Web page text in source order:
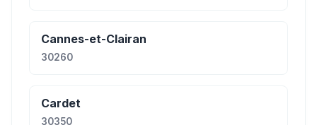
Cannes-et-Clairan
30260
Cardet
30350